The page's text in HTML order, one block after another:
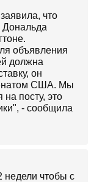
что
Дональда
объявления
должна
он
США. Мы
посту, это
- сообщила
недели чтобы с